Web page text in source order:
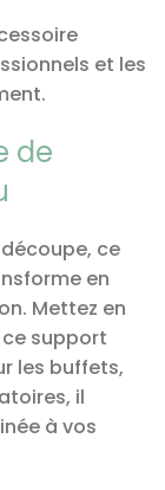
et les
de
ce
en
Mettez en
support
les buffets,
il
à vos